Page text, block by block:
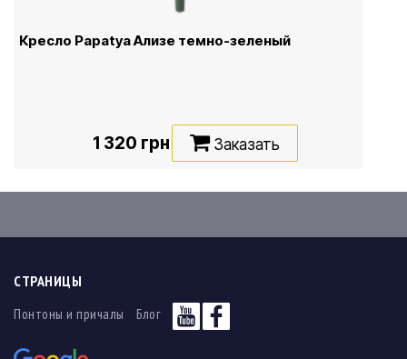
Кресло Papatya Ализе темно-зеленый
1 320 грн Заказать
СТРАНИЦЫ
Понтоны и причалы Блог